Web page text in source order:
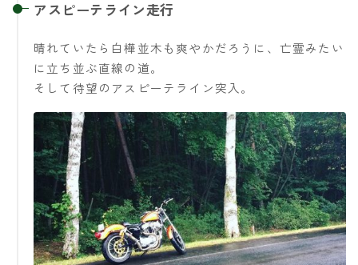
アスピーテライン走行
晴れていたら白樺並木も爽やかだろうに、亡霊みたい
に立ち並ぶ直線の道。
そして待望のアスピーテライン突入。